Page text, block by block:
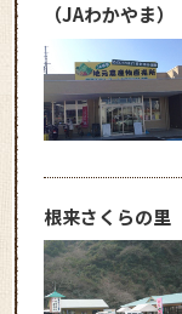
（JAわかやま）
根来さくらの里